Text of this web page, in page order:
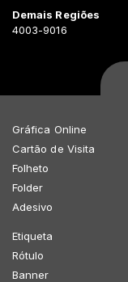
Demais Regiões
4003-9016
Gráfica Online
Cartão de Visita
Folheto
Folder
Adesivo
Etiqueta
Rótulo
Banner